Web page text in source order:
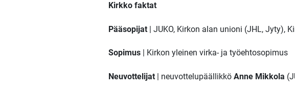
Kirkko faktat
Pääsopijat| JUKO, Kirkon alan unioni (JHL, Jyty),
Sopimus| Kirkon yleinen virka- ja työehtosopimus
Neuvottelijat | neuvottelupäällikkö Anne Mikkola